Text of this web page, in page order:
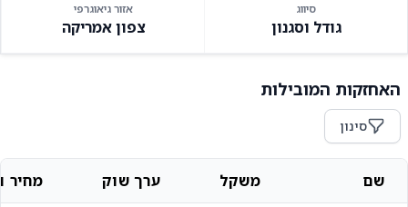
סיווג
גודל וסגנון
אזור גיאוגרפי
צפון אמריקה
האחזקות המובילות
סינון
שם משקל ערך שוק מחיר